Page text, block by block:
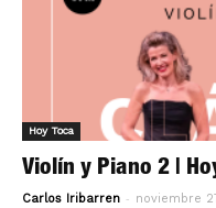
Hoy Toca
Violín y Piano 2 |
Carlos Iribarren - noviembre